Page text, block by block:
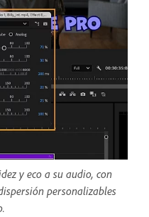
y eco a su audio, con
personalizables